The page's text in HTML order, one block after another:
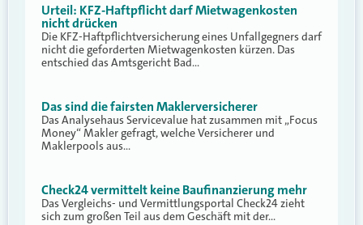
Urteil: KFZ-Haftpflicht darf Mietwagenkosten
nicht drücken
Die KFZ-Haftpflichtversicherung eines Unfallgegners darf
nicht die geforderten Mietwagenkosten kürzen. Das
entschied das Amtsgericht Bad…
Das sind die fairsten Maklerversicherer
Das Analysehaus Servicevalue hat zusammen mit „Focus
Money“ Makler gefragt, welche Versicherer und
Maklerpools aus…
Check24 vermittelt keine Baufinanzierung mehr
Das Vergleichs- und Vermittlungsportal Check24 zieht
sich zum großen Teil aus dem Geschäft mit der…